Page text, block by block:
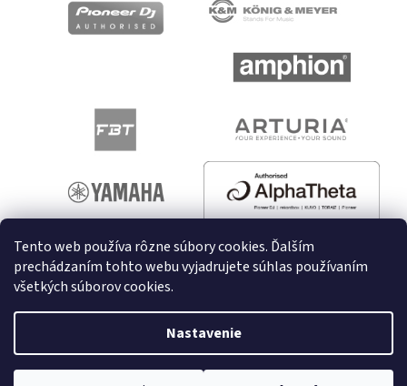
Tento web používa rôzne súbory cookies. Ďalším
prechádzaním tohto webu vyjadrujete súhlas používaním
všetkých súborov cookies.
Nastavenie
Vytvoril Shoptet
Copyright 2026melodyshop.sk. Všetky práva vyhradené.